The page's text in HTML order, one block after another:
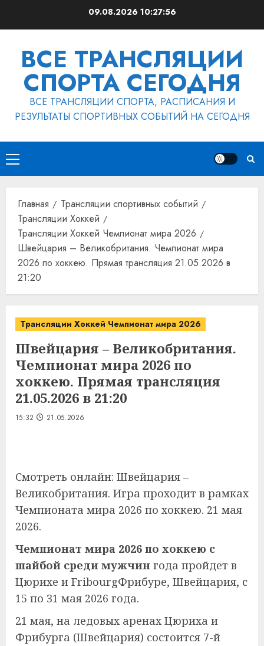
09.08.202610:27:57
ВСЕ ТРАНСЛЯЦИИ
СПОРТА СЕГОДНЯ
ВСЕ ТРАНСЛЯЦИИ СПОРТА, РАСПИСАНИЯ И
РЕЗУЛЬТАТЫ СПОРТИВНЫХ СОБЫТИЙ НА СЕГОДНЯ
Основное
меню
Главная
Трансляции спортивных событий
Трансляции Хоккей
Трансляции Хоккей Чемпионат мира 2026
Швейцария – Великобритания. Чемпионат мира
2026 по хоккею. Прямая трансляция 21.05.2026 в
21:20
Трансляции Хоккей Чемпионат мира 2026
Швейцария – Великобритания.
Чемпионат мира 2026 по
хоккею. Прямая трансляция
21.05.2026 в 21:20
15:32 21.05.2026
Смотреть онлайн: Швейцария –
Великобритания. Игра проходит в рамках
Чемпионата мира 2026 по хоккею. 21 мая
2026.
Чемпионат мира 2026 по хоккею с
шайбой среди мужчин года пройдет в
Цюрихе и FribourgФрибуре, Швейцария, с
15 по 31 мая 2026 года.
21 мая, на ледовых аренах Цюриха и
Фрибурга (Швейцария) состоится 7-й